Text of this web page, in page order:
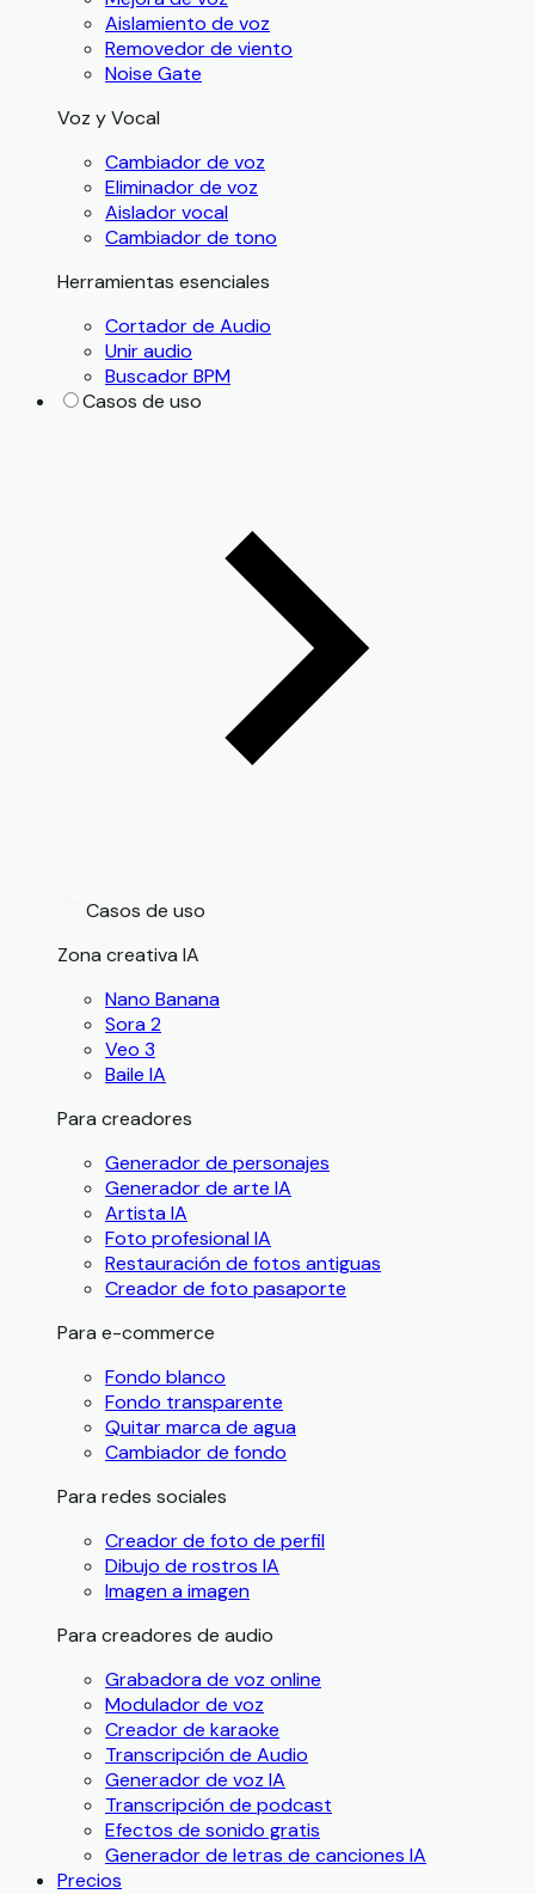
Aislamiento de voz
Removedor de viento
Noise Gate
Voz y Vocal
Cambiador de voz
Eliminador de voz
Aislador vocal
Cambiador de tono
Herramientas esenciales
Cortador de Audio
Unir audio
Buscador BPM
Casos de uso
Casos de uso
Zona creativa IA
Nano Banana
Sora 2
Veo 3
Baile IA
Para creadores
Generador de personajes
Generador de arte IA
Artista IA
Foto profesional IA
Restauración de fotos antiguas
Creador de foto pasaporte
Para e-commerce
Fondo blanco
Fondo transparente
Quitar marca de agua
Cambiador de fondo
Para redes sociales
Creador de foto de perfil
Dibujo de rostros IA
Imagen a imagen
Para creadores de audio
Grabadora de voz online
Modulador de voz
Creador de karaoke
Transcripción de Audio
Generador de voz IA
Transcripción de podcast
Efectos de sonido gratis
Generador de letras de canciones IA
Precios